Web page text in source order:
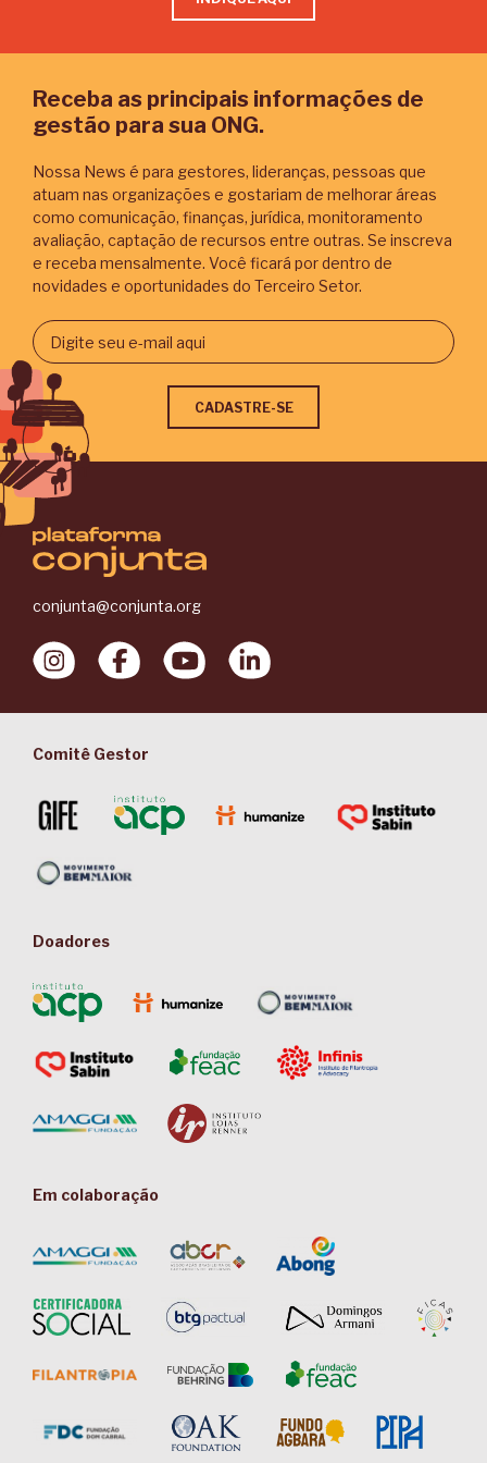
Receba as principais informações de
gestão para sua ONG.
Nossa News é para gestores, lideranças, pessoas que
atuam nas organizações e gostariam de melhorar áreas
como comunicação, finanças, jurídica, monitoramento
avaliação, captação de recursos entre outras. Se inscreva
e receba mensalmente. Você ficará por dentro de
novidades e oportunidades do Terceiro Setor.
conjunta@conjunta.org
Comitê Gestor
Doadores
Em colaboração